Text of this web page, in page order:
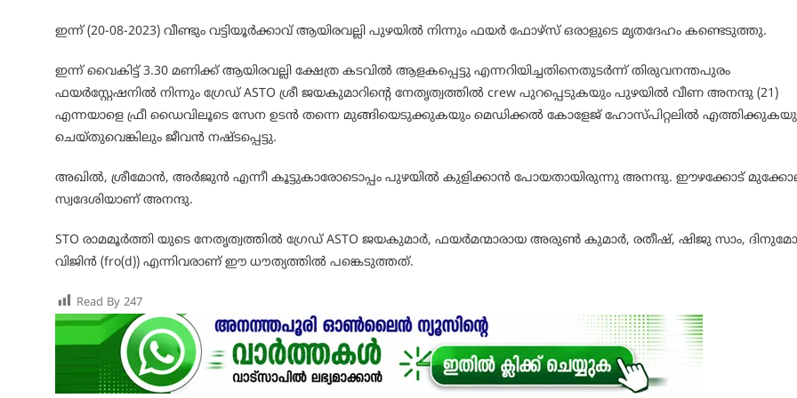
ഇന്ന് (20-08-2023) വീണ്ടും വട്ടിയൂർക്കാവ് ആയിരവല്ലി പുഴയിൽ നിന്നും ഫയർ ഫോഴ്സ് ഒരാളുടെ മൃതദേഹം കണ്ടെടുത്തു.
ഇന്ന് വൈകിട്ട് 3.30 മണിക്ക് ആയിരവല്ലി ക്ഷേത്ര കടവിൽ ആളകപ്പെട്ടു എന്നറിയിച്ചതിനെതുടർന്ന്‍ തിരുവനന്തപുരം
ഫയർസ്റ്റേഷനിൽ നിന്നും ഗ്രേഡ് ASTO ശ്രീ ജയകുമാറിന്റെ നേതൃത്വത്തിൽ crew പുറപ്പെടുകയും പുഴയിൽ വീണ അനന്ദു (21)
എന്നയാളെ ഫ്രീ ഡൈവിലൂടെ സേന ഉടൻ തന്നെ മുങ്ങിയെടുക്കുകയും മെഡിക്കൽ കോളേജ് ഹോസ്പിറ്റലിൽ
ചെയ്തുവെങ്കിലും ജീവൻ നഷ്ടപ്പെട്ടു.
അഖിൽ, ശ്രീമോൻ, അർജുൻ എന്നീ കൂട്ടുകാരോടൊപ്പം പുഴയിൽ കുളിക്കാൻ പോയതായിരുന്നു അനന്ദു. ഈഴക്കോട്
സ്വദേശിയാണ് അനന്ദു.
STO രാമമൂർത്തി യുടെ നേതൃത്വത്തിൽ ഗ്രേഡ് ASTO ജയകുമാർ, ഫയർമന്മാരായ അരുൺ കുമാർ, രതീഷ്, ഷിജു സാം,
വിജിൻ (fro(d)) എന്നിവരാണ് ഈ ധൗത്യത്തിൽ പങ്കെടുത്തത്.
Read By 247